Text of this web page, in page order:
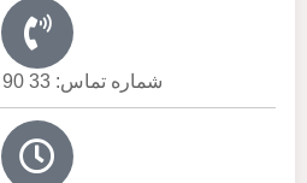
شماره تماس: 33 90 55 33 024